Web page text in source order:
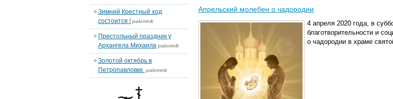
Апрельский молебен о чадородии
4 апреля 2020 года, в
благотворительности и
о чадородии в храме
Зимний Крестный ход
состоится ! palomnik
Престольный праздник у
Архангела Михаила palomnik
Золотой октябрь в
Петропавловке. palomnik